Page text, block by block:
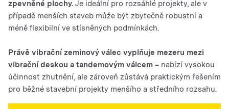
zpevněné plochy. Je ideální pro rozsáhlé projekty, ale v
případě menších staveb může být zbytečně robustní a
méně flexibilní ve stísněných podmínkách.
Právě vibrační zeminový válec vyplňuje mezeru mezi
vibrační deskou a tandemovým válcem – nabízí vysokou
účinnost zhutnění, ale zároveň zůstává praktickým řešením
pro běžné stavební projekty menšího a středního rozsahu.